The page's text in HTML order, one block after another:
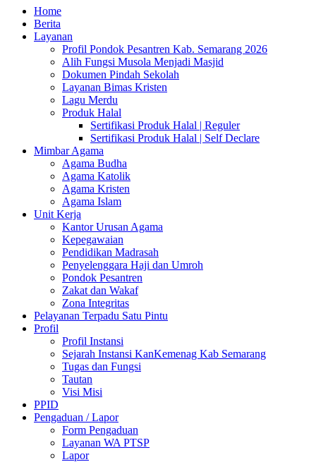
Home
Berita
Layanan
Profil Pondok Pesantren Kab. Semarang 2026
Alih Fungsi Musola Menjadi Masjid
Dokumen Pindah Sekolah
Layanan Bimas Kristen
Lagu Merdu
Produk Halal
Sertifikasi Produk Halal | Reguler
Sertifikasi Produk Halal | Self Declare
Mimbar Agama
Agama Budha
Agama Katolik
Agama Kristen
Agama Islam
Unit Kerja
Kantor Urusan Agama
Kepegawaian
Pendidikan Madrasah
Penyelenggara Haji dan Umroh
Pondok Pesantren
Zakat dan Wakaf
Zona Integritas
Pelayanan Terpadu Satu Pintu
Profil
Profil Instansi
Sejarah Instansi KanKemenag Kab Semarang
Tugas dan Fungsi
Tautan
Visi Misi
PPID
Pengaduan / Lapor
Form Pengaduan
Layanan WA PTSP
Lapor